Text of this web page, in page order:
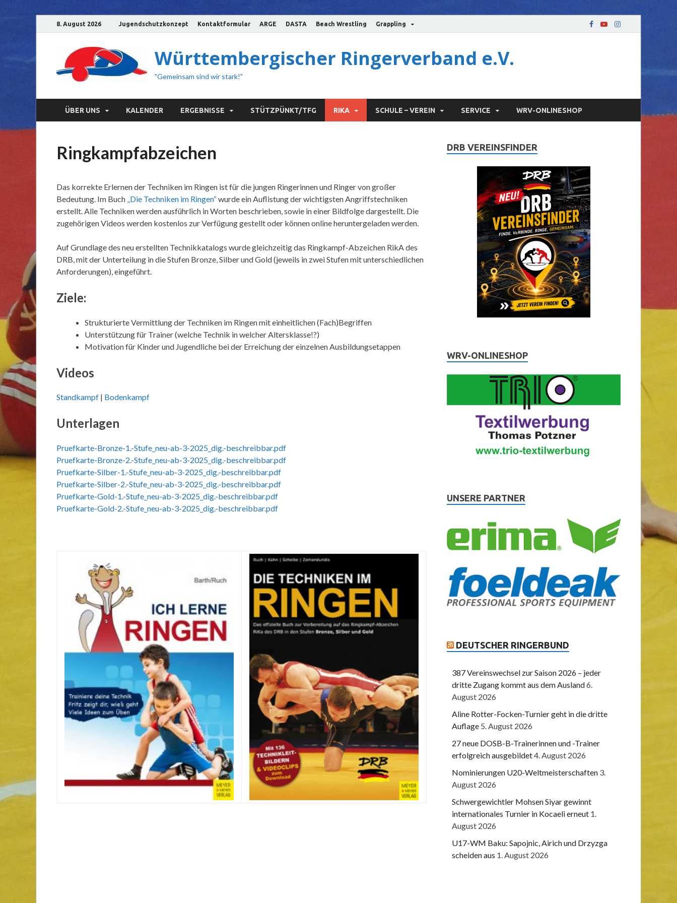
8. August 2026 Jugendschutzkonzept Kontaktformular ARGE DASTA Beach Wrestling Grappling
Württembergischer Ringerverband e.V.
"Gemeinsam sind wir stark!"
ÜBER UNS KALENDER ERGEBNISSE STÜTZPÜNKT/TFG RIKA SCHULE – VEREIN SERVICE WRV-ONLINESHOP
Ringkampfabzeichen
Das korrekte Erlernen der Techniken im Ringen ist für die jungen Ringerinnen und Ringer von großer
Bedeutung. Im Buch „Die Techniken im Ringen“wurde ein Auflistung der wichtigsten Angriffstechniken
erstellt. Alle Techniken werden ausführlich in Worten beschrieben, sowie in einer Bildfolge dargestellt. Die
zugehörigen Videos werden kostenlos zur Verfügung gestellt oder können online heruntergeladen werden.
Auf Grundlage des neu erstellten Technikkatalogs wurde gleichzeitig das Ringkampf-Abzeichen RikA des
DRB, mit der Unterteilung in die Stufen Bronze, Silber und Gold (jeweils in zwei Stufen mit unterschiedlichen
Anforderungen), eingeführt.
Ziele:
Strukturierte Vermittlung der Techniken im Ringen mit einheitlichen (Fach)Begriffen
Unterstützung für Trainer (welche Technik in welcher Altersklasse!?)
Motivation für Kinder und Jugendliche bei der Erreichung der einzelnen Ausbildungsetappen
Videos
Standkampf | Bodenkampf
Unterlagen
Pruefkarte-Bronze-1.-Stufe_neu-ab-3-2025_dig.-beschreibbar.pdf
Pruefkarte-Bronze-2.-Stufe_neu-ab-3-2025_dig.-beschreibbar.pdf
Pruefkarte-Silber-1.-Stufe_neu-ab-3-2025_dig.-beschreibbar.pdf
Pruefkarte-Silber-2.-Stufe_neu-ab-3-2025_dig.-beschreibbar.pdf
Pruefkarte-Gold-1.-Stufe_neu-ab-3-2025_dig.-beschreibbar.pdf
Pruefkarte-Gold-2.-Stufe_neu-ab-3-2025_dig.-beschreibbar.pdf
DRB VEREINSFINDER
WRV-ONLINESHOP
UNSERE PARTNER
DEUTSCHER RINGERBUND
387 Vereinswechsel zur Saison 2026 – jeder
dritte Zugang kommt aus dem Ausland6.
August 2026
Aline Rotter-Focken-Turnier geht in die dritte
Auflage 5. August 2026
27 neue DOSB-B-Trainerinnen und -Trainer
erfolgreich ausgebildet4. August 2026
Nominierungen U20-Weltmeisterschaften 3.
August 2026
Schwergewichtler Mohsen Siyar gewinnt
internationales Turnier in Kocaeli erneut 1.
August 2026
U17-WM Baku: Sapojnic, Airich und Drzyzga
scheiden aus 1. August 2026